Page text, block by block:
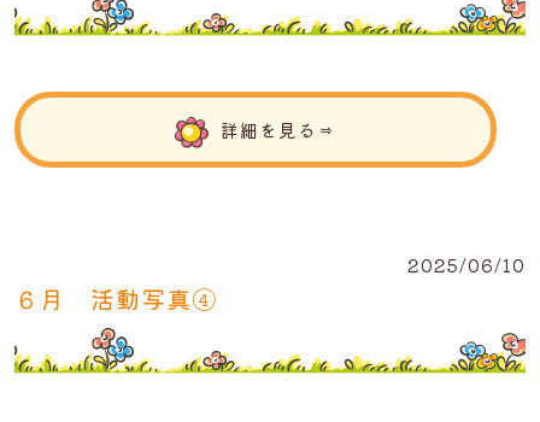
詳細を見る⇒
2025/06/10
６月 活動写真④